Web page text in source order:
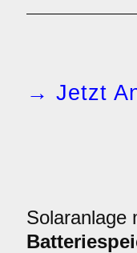
→ Jetzt
Solaranlage